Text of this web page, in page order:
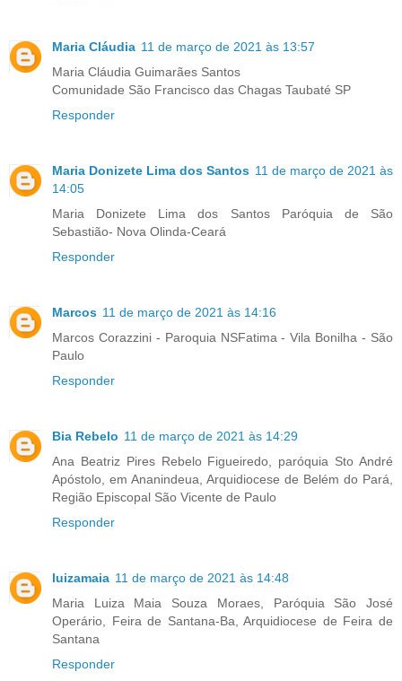
Maria Cláudia 11 de março de 2021 às 13:57
Maria Cláudia Guimarães Santos
Comunidade São Francisco das Chagas Taubaté SP
Responder
Maria Donizete Lima dos Santos 11 de março de 2021 às
14:05
Maria Donizete Lima dos Santos Paróquia de São
Sebastião- Nova Olinda-Ceará
Responder
Marcos 11 de março de 2021 às 14:16
Marcos Corazzini - Paroquia NSFatima - Vila Bonilha - São
Paulo
Responder
Bia Rebelo 11 de março de 2021 às 14:29
Ana Beatriz Pires Rebelo Figueiredo, paróquia Sto André
Apóstolo, em Ananindeua, Arquidiocese de Belém do Pará,
Região Episcopal São Vicente de Paulo
Responder
luizamaia 11 de março de 2021 às 14:48
Maria Luiza Maia Souza Moraes, Paróquia São José
Operário, Feira de Santana-Ba, Arquidiocese de Feira de
Santana
Responder